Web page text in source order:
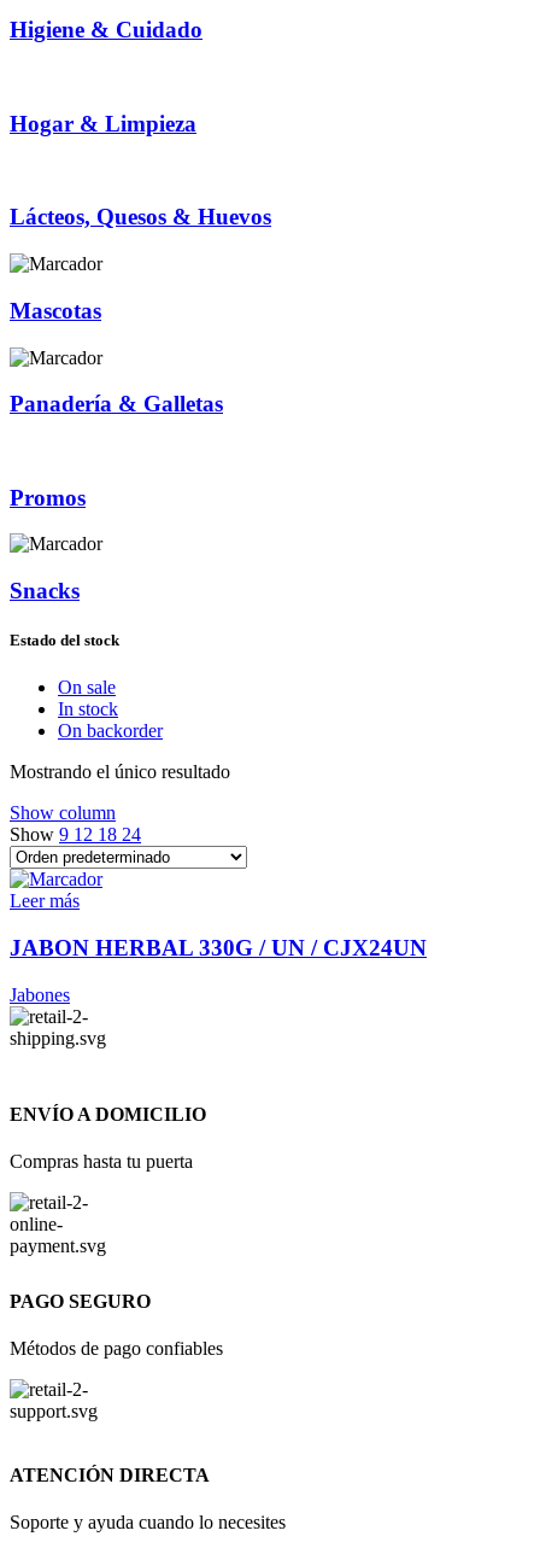
Higiene & Cuidado
Hogar & Limpieza
Lácteos, Quesos & Huevos
Mascotas
Panadería & Galletas
Promos
Snacks
Estado del stock
On sale
In stock
On backorder
Mostrando el único resultado
Show column
Show 9 12 18 24
Leer más
JABON HERBAL 330G / UN / CJX24UN
Jabones
ENVÍO A DOMICILIO
Compras hasta tu puerta
PAGO SEGURO
Métodos de pago confiables
ATENCIÓN DIRECTA
Soporte y ayuda cuando lo necesites